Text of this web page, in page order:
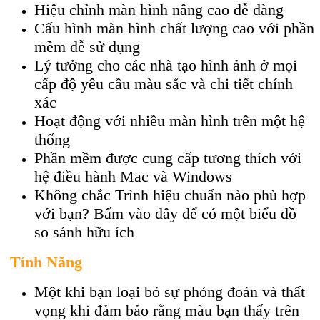
Hiệu chỉnh màn hình nâng cao dễ dàng
Cấu hình màn hình chất lượng cao với phần
mềm dễ sử dụng
Lý tưởng cho các nhà tạo hình ảnh ở mọi
cấp độ yêu cầu màu sắc và chi tiết chính
xác
Hoạt động với nhiều màn hình trên một hệ
thống
Phần mềm được cung cấp tương thích với
hệ điều hành Mac và Windows
Không chắc Trình hiệu chuẩn nào phù hợp
với bạn? Bấm vào đây để có một biểu đồ
so sánh hữu ích
Tính Năng
Một khi bạn loại bỏ sự phỏng đoán và thất
vọng khi đảm bảo rằng màu bạn thấy trên